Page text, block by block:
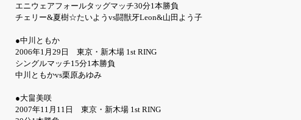
エニウェアフォールタッグマッチ30分1本勝負
チェリー&夏樹☆たいようvs闘獣牙Leon&山田よう子
●中川ともか
2006年1月29日 東京・新木場 1st RING
シングルマッチ15分1本勝負
中川ともかvs栗原あゆみ
●大畠美咲
2007年11月11日 東京・新木場 1st RING